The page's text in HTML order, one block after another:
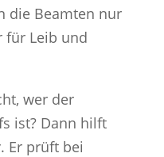
die Beamten nur
für Leib und
wer der
ist? Dann hilft
Er prüft bei